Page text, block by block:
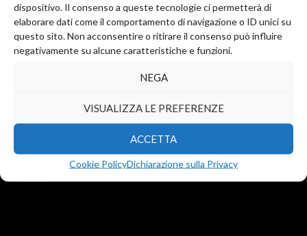
dispositivo. Il consenso a queste tecnologie ci permetterà di
elaborare dati come il comportamento di navigazione o ID unici su
questo sito. Non acconsentire o ritirare il consenso può influire
negativamente su alcune caratteristiche e funzioni.
NEGA
VISUALIZZA LE PREFERENZE
ACCETTA
Cookie PolicyDichiarazione sulla Privacy